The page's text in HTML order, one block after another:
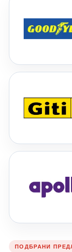
ПОДБРАНИ